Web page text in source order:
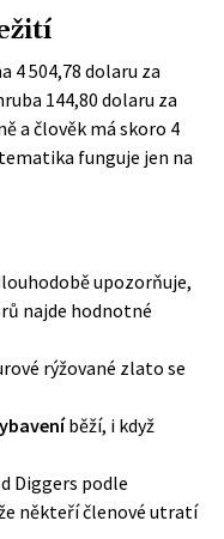
4 504,78 dolaru za
144,80 dolaru za
a člověk má skoro 4
funguje jen na
upozorňuje,
najde hodnotné
rýžované zlato se
běží, i když
Diggers podle
někteří členové utratí